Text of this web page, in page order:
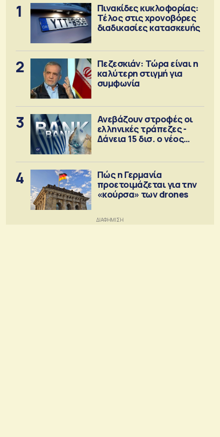
1
Πινακίδες κυκλοφορίας:
Τέλος στις χρονοβόρες
διαδικασίες κατασκευής
2
Πεζεσκιάν: Τώρα είναι η
καλύτερη στιγμή για
συμφωνία
3
Ανεβάζουν στροφές οι
ελληνικές τράπεζες -
Δάνεια 15 δισ. ο νέος
4
Πώς η Γερμανία
προετοιμάζεται για την
«κούρσα» των drones